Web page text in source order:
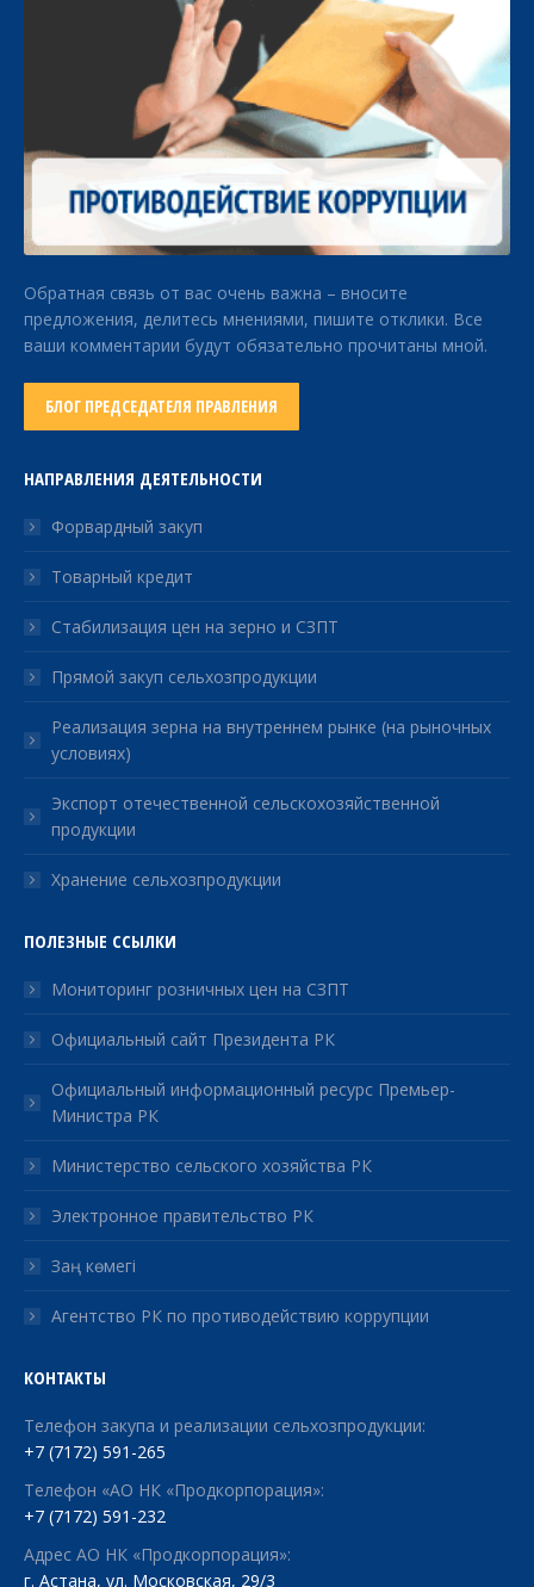
Обратная связь от вас очень важна – вносите
предложения, делитесь мнениями, пишите отклики. Все
ваши комментарии будут обязательно прочитаны мной.
БЛОГ ПРЕДСЕДАТЕЛЯ ПРАВЛЕНИЯ
НАПРАВЛЕНИЯ ДЕЯТЕЛЬНОСТИ
Форвардный закуп
Товарный кредит
Стабилизация цен на зерно и СЗПТ
Прямой закуп сельхозпродукции
Реализация зерна на внутреннем рынке (на рыночных
условиях)
Экспорт отечественной сельскохозяйственной
продукции
Хранение сельхозпродукции
ПОЛЕЗНЫЕ ССЫЛКИ
Мониторинг розничных цен на СЗПТ
Официальный сайт Президента РК
Официальный информационный ресурс Премьер-
Министра РК
Министерство сельского хозяйства РК
Электронное правительство РК
Заң көмегі
Агентство РК по противодействию коррупции
КОНТАКТЫ
Телефон закупа и реализации сельхозпродукции:
+7 (7172) 591-265
Телефон «АО НК «Продкорпорация»:
+7 (7172) 591-232
Адрес АО НК «Продкорпорация»:
г. Астана, ул. Московская, 29/3